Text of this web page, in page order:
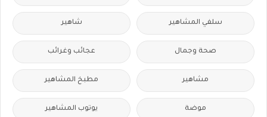
سلفي المشاهير شاهير
صحة وجمال عجائب وغرائب
مشاهير مطبخ المشاهير
موضة يوتوب المشاهير